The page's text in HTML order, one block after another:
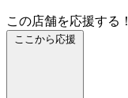
この店舗を応援する！
ここから応援